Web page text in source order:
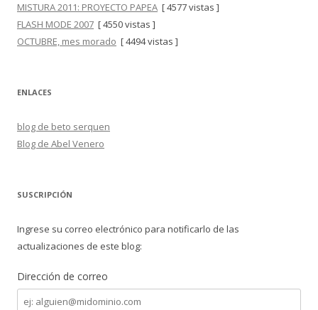
MISTURA 2011: PROYECTO PAPEA [ 4577 vistas ]
FLASH MODE 2007 [ 4550 vistas ]
OCTUBRE, mes morado [ 4494 vistas ]
ENLACES
blog de beto serquen
Blog de Abel Venero
SUSCRIPCIÓN
Ingrese su correo electrónico para notificarlo de las
actualizaciones de este blog:
Dirección de correo
Dirección
de